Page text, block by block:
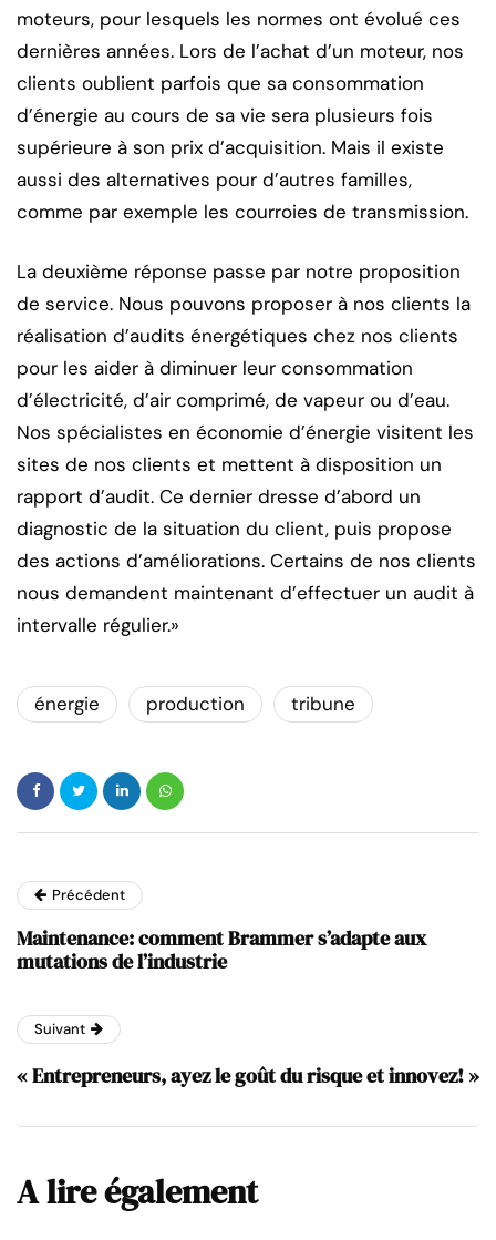
moteurs, pour lesquels les normes ont évolué ces
dernières années. Lors de l’achat d’un moteur, nos
clients oublient parfois que sa consommation
d’énergie au cours de sa vie sera plusieurs fois
supérieure à son prix d’acquisition. Mais il existe
aussi des alternatives pour d’autres familles,
comme par exemple les courroies de transmission.
La deuxième réponse passe par notre proposition
de service. Nous pouvons proposer à nos clients la
réalisation d’audits énergétiques chez nos clients
pour les aider à diminuer leur consommation
d’électricité, d’air comprimé, de vapeur ou d’eau.
Nos spécialistes en économie d’énergie visitent les
sites de nos clients et mettent à disposition un
rapport d’audit. Ce dernier dresse d’abord un
diagnostic de la situation du client, puis propose
des actions d’améliorations. Certains de nos clients
nous demandent maintenant d’effectuer un audit à
intervalle régulier.»
énergie production tribune
Précédent
Maintenance: comment Brammer s’adapte aux
mutations de l’industrie
Suivant
« Entrepreneurs, ayez le goût du risque et innovez! »
A lire également